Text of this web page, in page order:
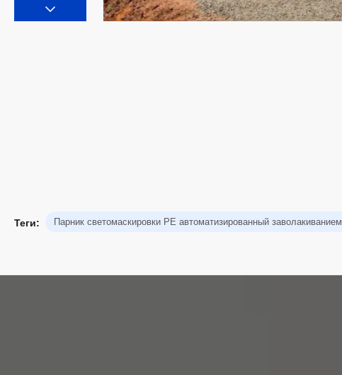
Теги: Парник светомаскировки PE автоматизированный заволакиванием